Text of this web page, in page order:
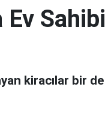
Ev Sahibi
kiracılar bir de